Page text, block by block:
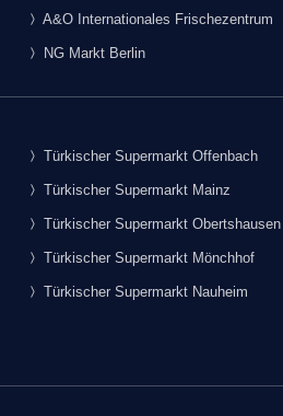
A&O Internationales Frischezentrum
NG Markt Berlin
Türkischer Supermarkt Offenbach
Türkischer Supermarkt Mainz
Türkischer Supermarkt Obertshausen
Türkischer Supermarkt Mönchhof
Türkischer Supermarkt Nauheim